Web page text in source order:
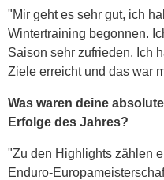
"Mir geht es sehr gut, ich
Wintertraining begonnen.
Saison sehr zufrieden. Ich
Ziele erreicht und das war
Was waren deine
Erfolge des Jahres?
"Zu den Highlights zählen
Enduro-